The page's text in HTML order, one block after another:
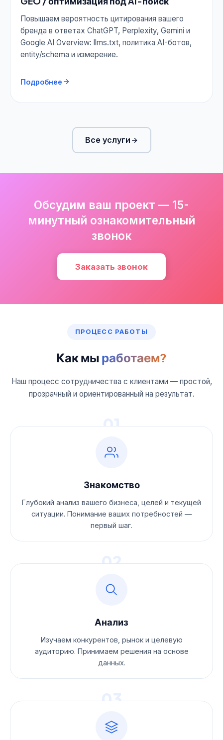
Повышаем вероятность цитирования вашего
бренда в ответах ChatGPT, Perplexity, Gemini и
Google AI Overview: llms.txt, политика AI-ботов,
entity/schema и измерение.
Подробнее
Все услуги
Обсудим ваш проект — 15-
минутный ознакомительный
звонок
Заказать звонок
ПРОЦЕСС РАБОТЫ
Как мы работаем?
Наш процесс сотрудничества с клиентами — простой,
прозрачный и ориентированный на результат.
01
Знакомство
Глубокий анализ вашего бизнеса, целей и текущей
ситуации. Понимание ваших потребностей —
первый шаг.
02
Анализ
Изучаем конкурентов, рынок и целевую
аудиторию. Принимаем решения на основе
данных.
03